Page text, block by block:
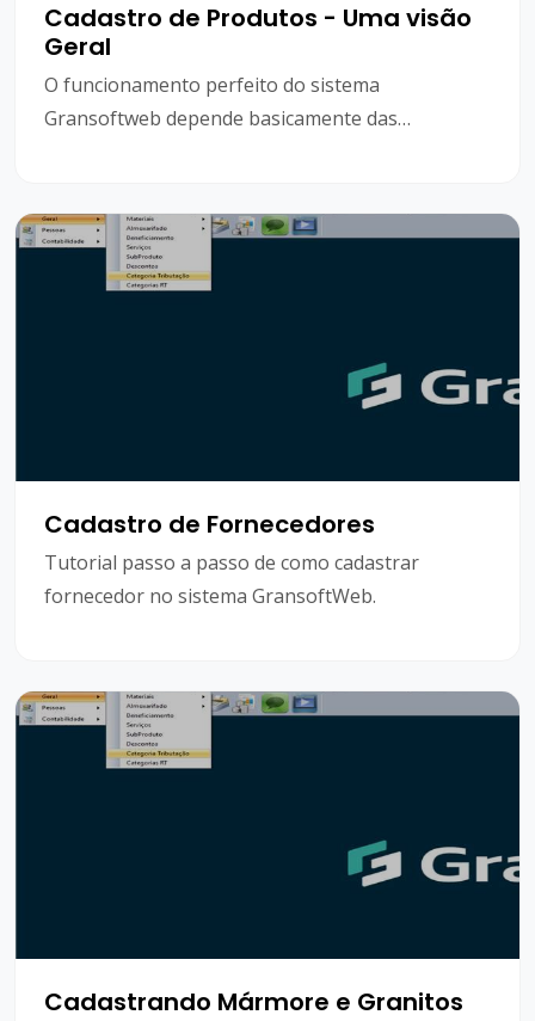
Cadastro de Produtos - Uma visão
Geral
O funcionamento perfeito do sistema
Gransoftweb depende basicamente das
cadastro é o "coração" do sistema, e que é
fundamental para o usuário saber utilizar o
cadastro para que o sistema funcione de forma
Cadastro de Fornecedores
Tutorial passo a passo de como cadastrar
fornecedor no sistema GransoftWeb.
Cadastrando Mármore e Granitos